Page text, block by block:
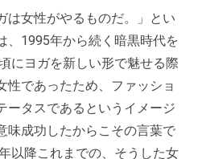
は女性がやるものだ。」とい
、1995年から続く暗黒時代を
にヨガを新しい形で魅せる際
性であったため、ファッショ
ータスであるというイメージ
味成功したからこその言葉で
以降これまでの、そうした女